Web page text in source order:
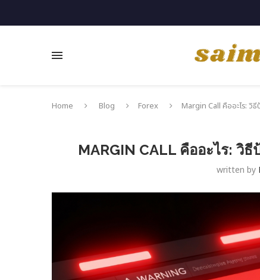
Home Blog Forex
Margin Call คืออะไร: วิ
MARGIN CALL คืออะไร: วิ
written by